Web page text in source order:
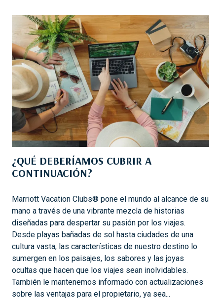
¿QUÉ DEBERÍAMOS CUBRIR A
CONTINUACIÓN?
Marriott Vacation Clubs® pone el mundo al alcance de su
mano a través de una vibrante mezcla de historias
diseñadas para despertar su pasión por los viajes.
Desde playas bañadas de sol hasta ciudades de una
cultura vasta, las características de nuestro destino lo
sumergen en los paisajes, los sabores y las joyas
ocultas que hacen que los viajes sean inolvidables.
También le mantenemos informado con actualizaciones
sobre las ventajas para el propietario, ya sea...